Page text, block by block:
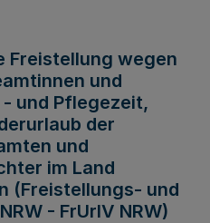
Freistellung wegen
und
und Pflegezeit,
der
und
im Land
(Freistellungs- und
- FrUrlV NRW)